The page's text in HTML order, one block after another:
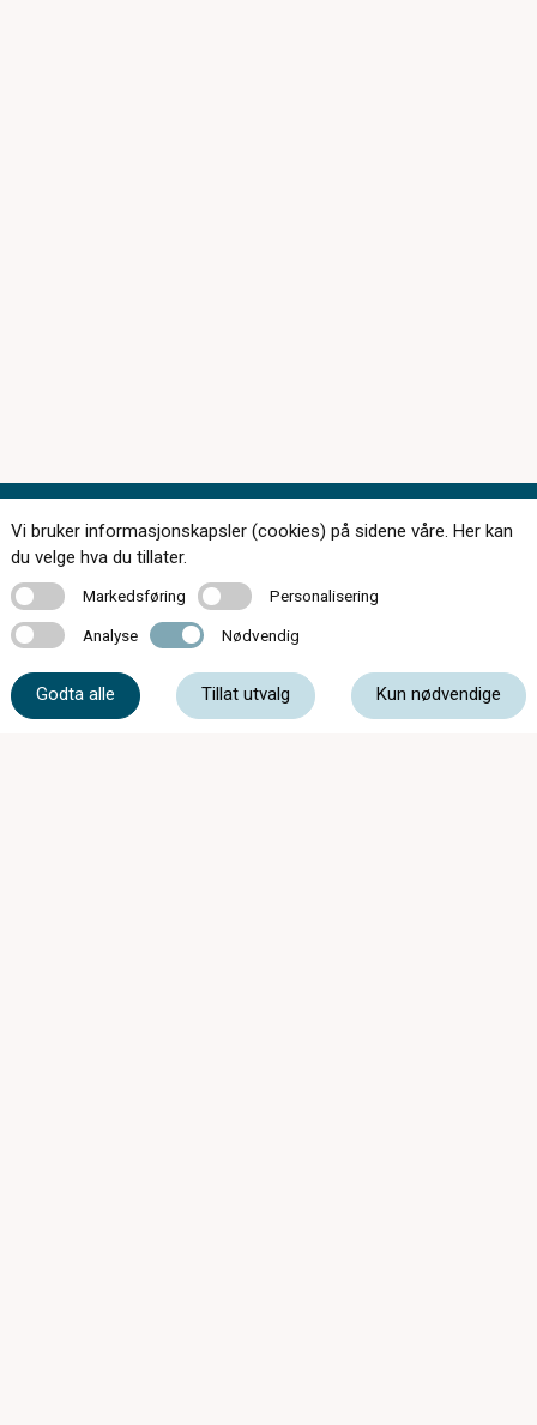
Kontakt oss
Vi bruker informasjonskapsler (cookies) på sidene våre. Her kan
du velge hva du tillater.
MarkedsføringMarkedsføring PersonaliseringPersonalisering
Analyse Analyse Nødvendig Nødvendig
Godta alle Tillat utvalg Kun nødvendige